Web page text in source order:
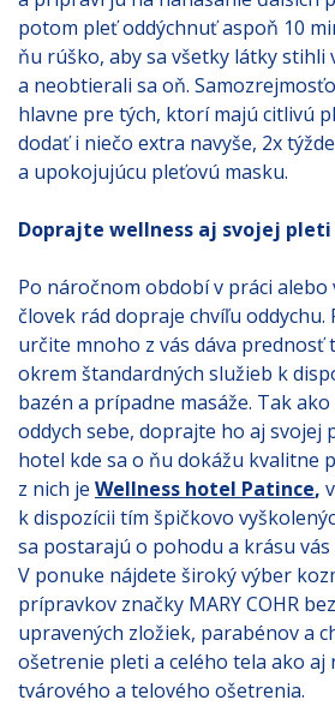
potom pleť oddýchnuť aspoň 10
ňu rúško, aby sa všetky látky stihli
a neobtierali sa oň.
hlavne pre tých, ktorí majú citlivú
dodať i niečo extra navyše, 2x
a upokojujúcu pleťovú masku.
Doprajte wellness aj svojej pleti
Po náročnom období v práci
človek rád dopraje chvíľu oddychu.
určite mnoho z vás dáva prednosť
okrem štandardných služieb k
bazén a prípadne masáže. Tak
oddych sebe, doprajte ho aj svojej
hotel kde sa o ňu dokážu kvalitne
z nich je Wellness hotel Patince,
k dispozícii tím špičkovo
sa postarajú o pohodu a krásu vás
V ponuke nájdete široký výber
prípravkov značky MARY COHR
upravených zložiek, parabénov a
ošetrenie pleti a celého tela ako
tvárového a telového ošetrenia.